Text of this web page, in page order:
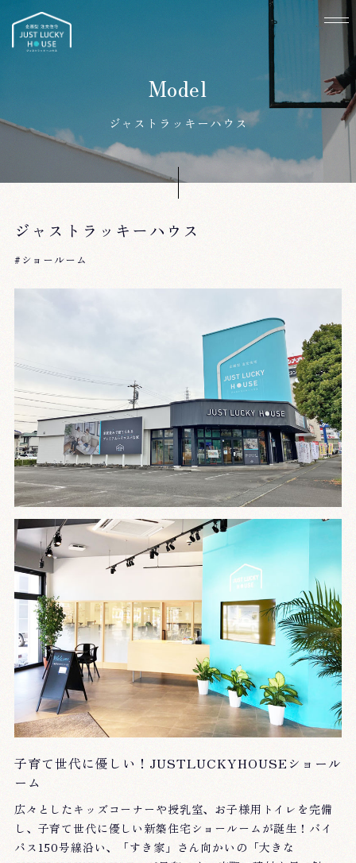
ジャストラッキーハウス
ジャストラッキーハウス
#ショールーム
子育て世代に優しい！JUSTLUCKYHOUSEショール
ーム
広々としたキッズコーナーや授乳室、お子様用トイレを完備
し、子育て世代に優しい新築住宅ショールームが誕生！バイ
パス150号線沿い、「すき家」さん向かいの「大きな